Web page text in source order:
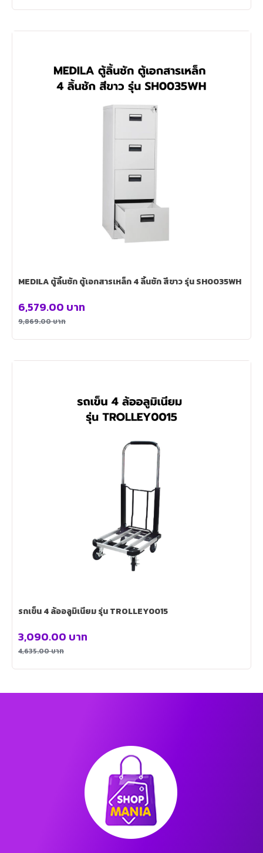
MEDILA ตู้ลิ้นชัก ตู้เอกสารเหล็ก 4 ลิ้นชัก สีขาว รุ่น SH0035WH
9,869.00บาท
6,579.00 บาท
รถเข็น 4 ล้ออลูมิเนียม รุ่น TROLLEY0015
4,635.00บาท
3,090.00 บาท